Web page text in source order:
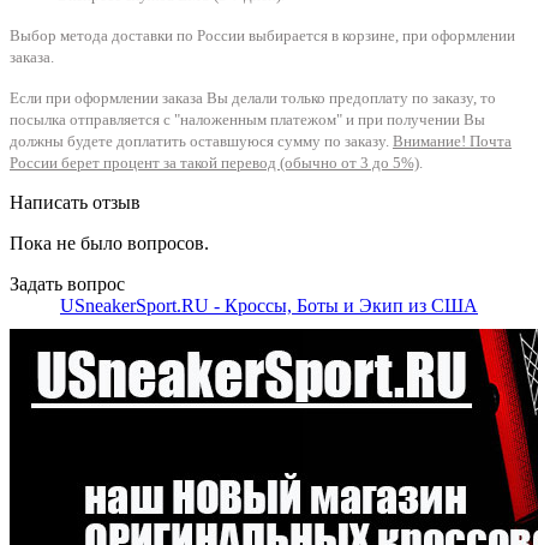
Выбор метода доставки по России выбирается в корзине, при оформлении
заказа.
Если при оформлении заказа Вы делали только предоплату по заказу, то
посылка отправляется с "наложенным платежом" и при получении Вы
должны будете доплатить оставшуюся сумму по заказу. Внимание! Почта
России берет процент за такой перевод (обычно от 3 до 5%).
Написать отзыв
Пока не было вопросов.
Задать вопрос
USneakerSport.RU - Кроссы, Боты и Экип из США